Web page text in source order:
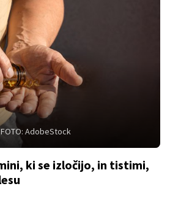
FOTO: AdobeStock
ki se izločijo, in tistimi,